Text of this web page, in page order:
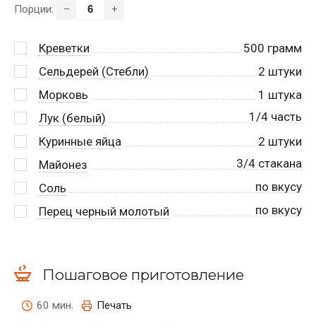
Порции: – +
Креветки 500 грамм
Сельдерей (Стебли)
2 штуки
Морковь
1 штука
Лук (белый)
1/4 часть
Куринные яйца
2 штуки
Майонез
3/4 стакана
Соль
по вкусу
Перец черный молотый
по вкусу
Пошаговое приготовление
60 мин. Печать